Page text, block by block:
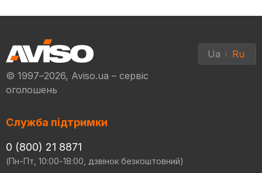
© 1997–2026, Aviso.ua – сервіс
оголошень
Ua Ru
Служба підтримки
0 (800) 21 8871
(Пн-Пт, 10:00-18:00, дзвінок безкоштовний)